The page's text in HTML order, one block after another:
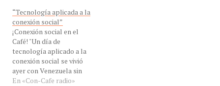
como la tecnología puede
ayudarlas a ser más
efectivas en su trabajo,
ampliando el alcance…
conexión social”
¡Conexión social en el
Café! "Un día de
tecnología aplicado a la
conexión social se vivió
ayer con Venezuela sin
límites y Microsoft
producen conexión social,
En «Con-Cafe radio»